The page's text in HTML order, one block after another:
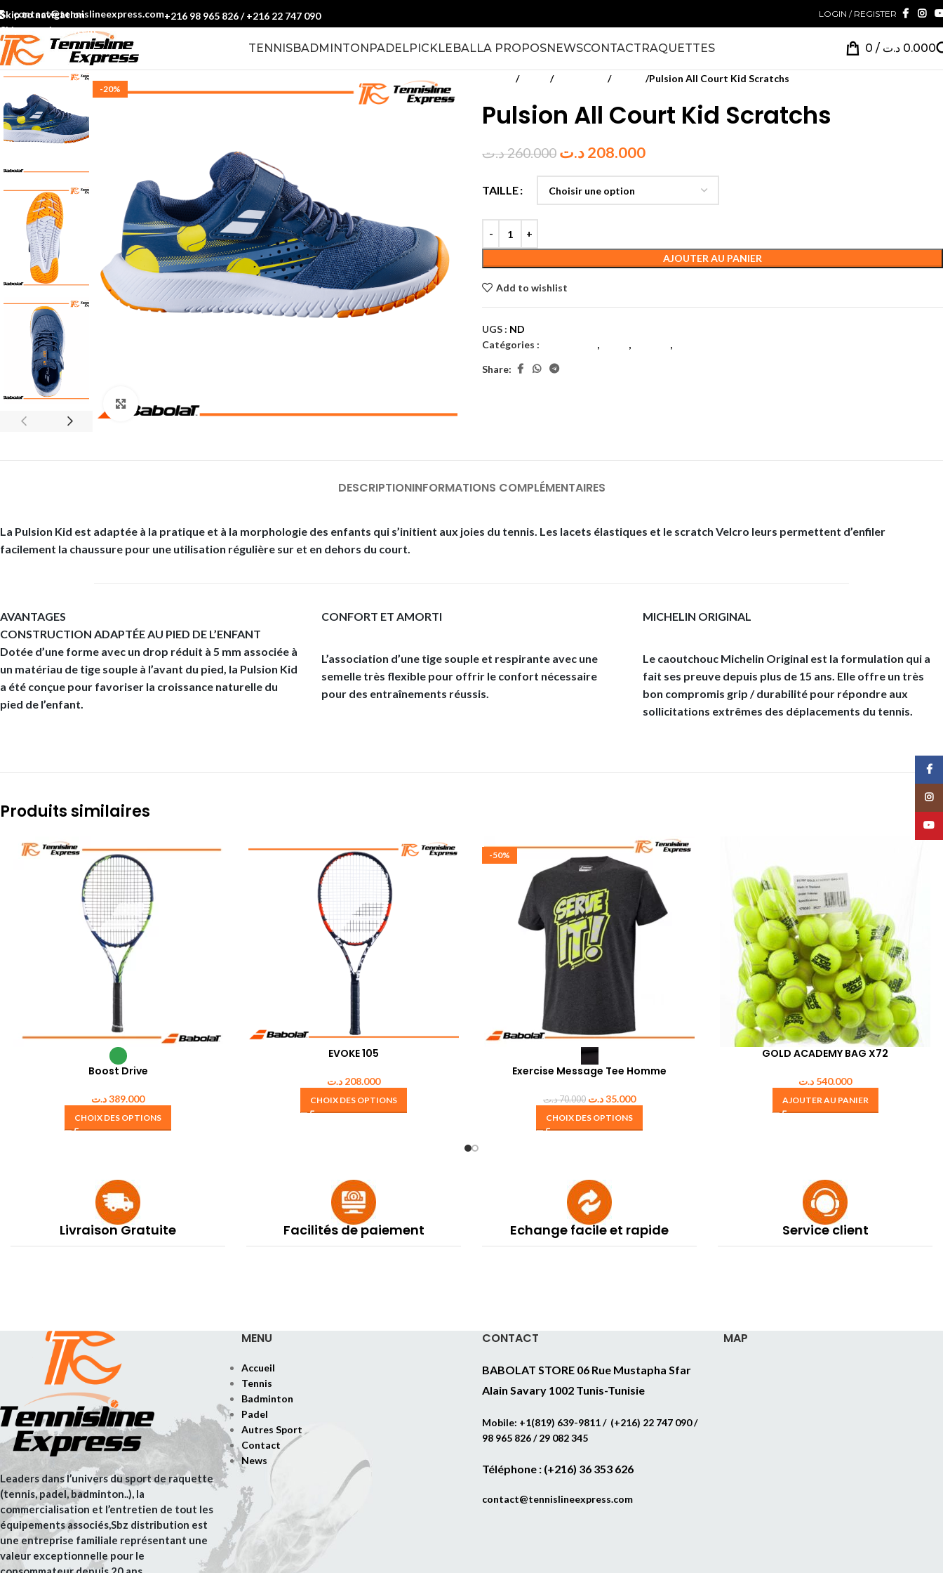
Skip to navigation
Skip to main content
contact@tennislineexpress.com+216 98 965 826/+216 22 747 090 LOGIN / REGISTER
TENNISBADMINTONPADELPICKLEBALLA PROPOSNEWSCONTACTRAQUETTES 0 / 0.000 د.ت
-20%
Click to enlarge
Tennis Chaussures Garçon Pulsion All Court Kid Scratchs
Pulsion All Court Kid Scratchs
260.000د.ت 208.000د.ت
TAILLE
AJOUTER AU PANIER
Add to wishlist
UGS : ND
Catégories :
, , ,
Share:
DESCRIPTIONINFORMATIONS COMPLÉMENTAIRES
La Pulsion Kid est adaptée à la pratique et à la morphologie des enfants qui s’initient aux joies du tennis. Les lacets élastiques et le scratch Velcro leurs permettent d’enfiler
facilement la chaussure pour une utilisation régulière sur et en dehors du court.
AVANTAGES
CONSTRUCTION ADAPTÉE AU PIED DE L’ENFANT
Dotée d’une forme avec un drop réduit à 5 mm associée à
un matériau de tige souple à l’avant du pied, la Pulsion Kid
a été conçue pour favoriser la croissance naturelle du
pied de l’enfant.
CONFORT ET AMORTI
L’association d’une tige souple et respirante avec une
semelle très flexible pour offrir le confort nécessaire
pour des entraînements réussis.
MICHELIN ORIGINAL
Le caoutchouc Michelin Original est la formulation qui a
fait ses preuve depuis plus de 15 ans. Elle offre un très
bon compromis grip / durabilité pour répondre aux
sollicitations extrêmes des déplacements du tennis.
Produits similaires
Boost Drive
389.000د.ت
CHOIX DES OPTIONS
EVOKE 105
208.000 د.ت
CHOIX DES OPTIONS
-50%
Exercise Message Tee Homme
70.000د.ت 35.000د.ت
CHOIX DES OPTIONS
GOLD ACADEMY BAG X72
540.000 د.ت
AJOUTER AU PANIER
Livraison Gratuite Facilités de paiement Echange facile et rapide Service client
Leaders dans l’univers du sport de raquette
(tennis, padel, badminton..), la
commercialisation et l’entretien de tout les
équipements associés,Sbz distribution est
une entreprise familiale représentant une
valeur exceptionnelle pour le
MENU
Accueil
Tennis
Badminton
Padel
Autres Sport
Contact
News
CONTACT
BABOLAT STORE 06 Rue Mustapha Sfar
Alain Savary 1002 Tunis-Tunisie
Mobile: +1(819) 639-9811 / (+216) 22 747 090 /
98 965 826 / 29 082 345
Téléphone : (+216) 36 353 626
contact@tennislineexpress.com
MAP